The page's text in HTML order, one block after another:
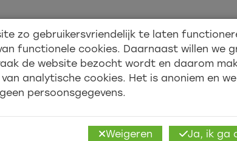
Over ons Academy
leefstijl
zo gebruikersvriendelijk te laten
functionele cookies. Daarnaast willen we
de website bezocht wordt en daarom
analytische cookies. Het is anoniem en we
persoonsgegevens.
Weigeren Ja, ik ga